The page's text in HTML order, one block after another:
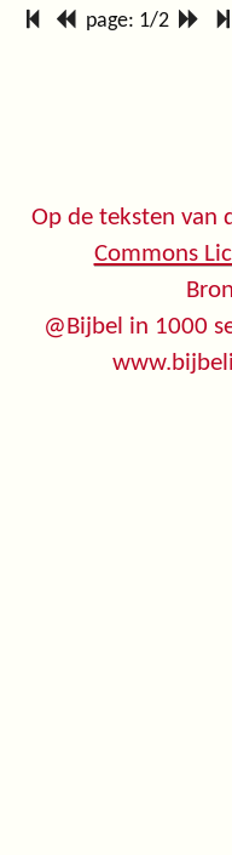
page: 1/2
Op de teksten van
Commons
@Bijbel in 1000